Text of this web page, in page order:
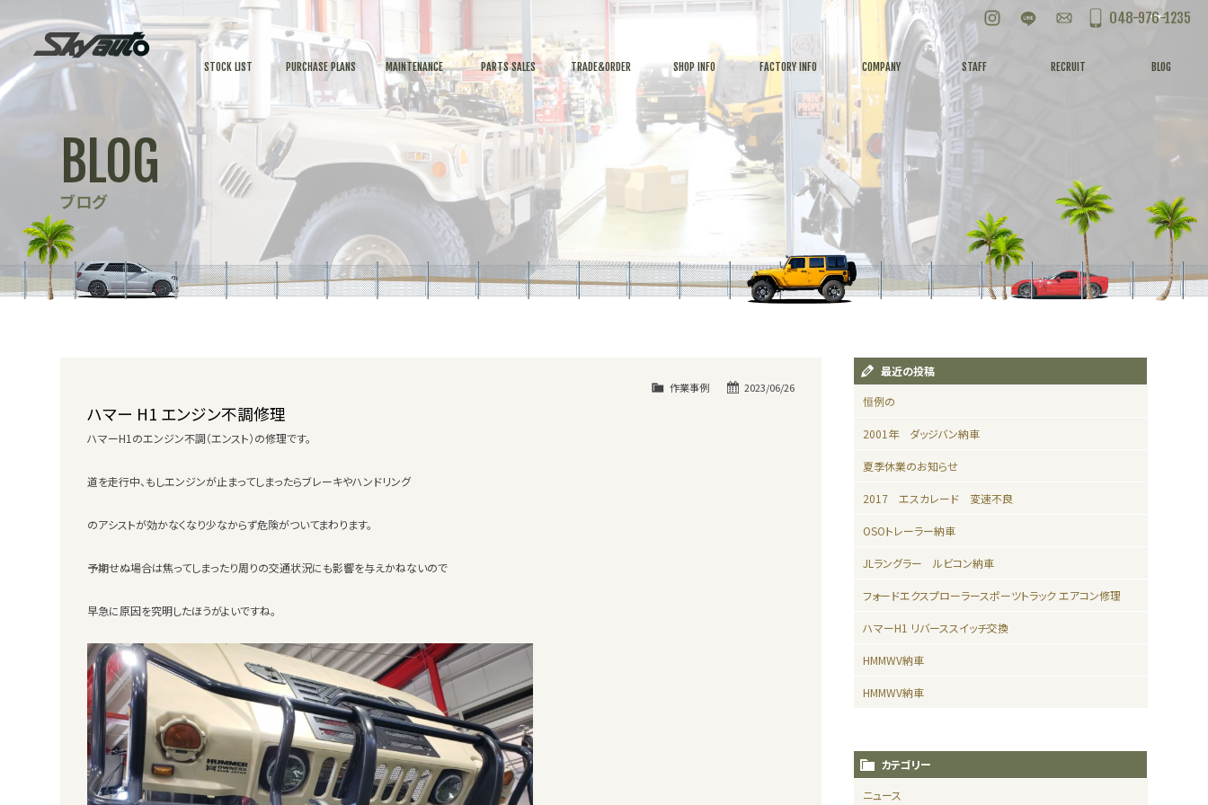
お問い合わせ
048-976-1235
STOCK LIST PURCHASE PLANS MAINTENANCE PARTS SALES TRADE&ORDER SHOP INFO FACTORY INFO COMPANY STAFF RECRUIT BLOG
BLOG
ブログ
2023/06/26
作業事例
ハマー H1 エンジン不調修理
ハマーH1のエンジン不調（エンスト）の修理です。
道を走行中、もしエンジンが止まってしまったらブレーキやハンドリング
のアシストが効かなくなり少なからず危険がついてまわります。
予期せぬ場合は焦ってしまったり周りの交通状況にも影響を与えかねないので
早急に原因を究明したほうがよいですね。
最近の投稿
恒例の
2001年 ダッジバン納車
夏季休業のお知らせ
2017 エスカレード 変速不良
OSOトレーラー納車
JLラングラー ルビコン納車
フォードエクスプローラースポーツトラック エアコン修理
ハマーH1 リバーススイッチ交換
HMMWV納車
HMMWV納車
カテゴリー
ニュース